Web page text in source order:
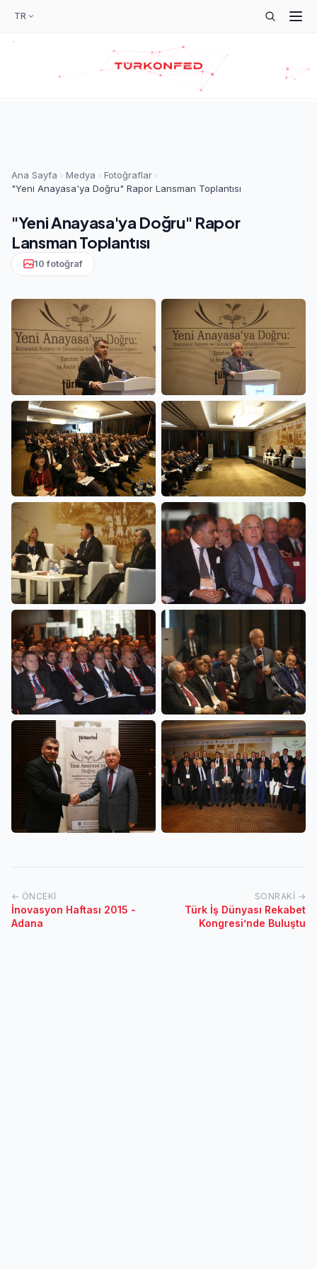
TR
Ana Sayfa Medya
Fotoğraflar
"Yeni Anayasa'ya Doğru" Rapor Lansman Toplantısı
"Yeni Anayasa'ya Doğru" Rapor
Lansman Toplantısı
10 fotoğraf
← ÖNCEKI
İnovasyon Haftası 2015 -
Adana
SONRAKI →
Türk İş Dünyası Rekabet
Kongresi’nde Buluştu